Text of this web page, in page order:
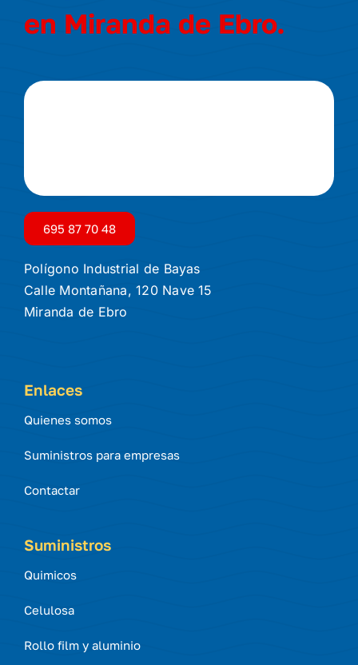
en Miranda de Ebro.
695 87 70 48
Polígono Industrial de Bayas
Calle Montañana, 120 Nave 15
Miranda de Ebro
Enlaces
Quienes somos
Suministros para empresas
Contactar
Suministros
Quimicos
Celulosa
Rollo film y aluminio